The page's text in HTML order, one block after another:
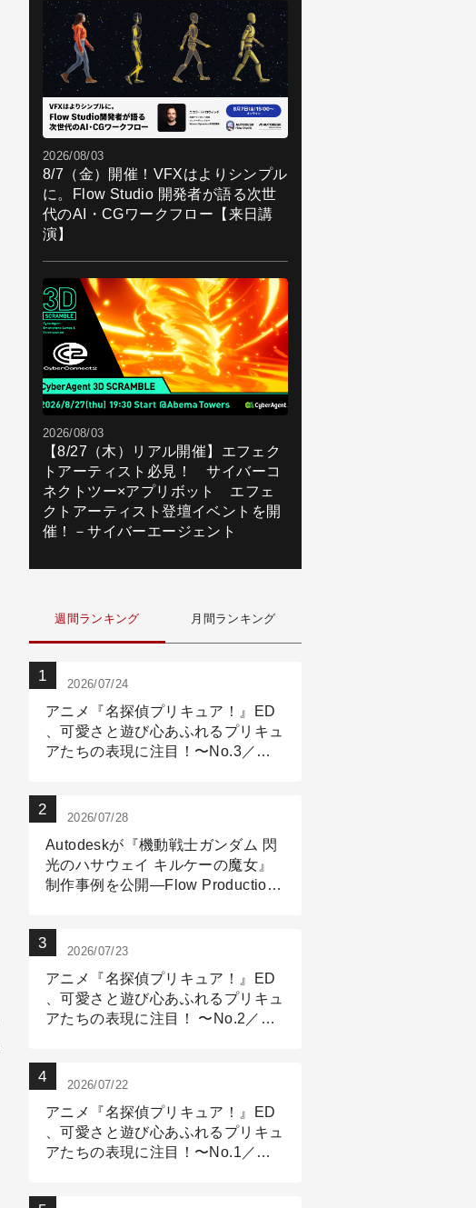
2026/08/03
8/7（金）開催！VFXはよりシンプル
に。Flow Studio 開発者が語る次世
代のAI・CGワークフロー【来日講
演】
2026/08/03
【8/27（木）リアル開催】エフェク
トアーティスト必見！ サイバーコ
ネクトツー×アプリボット エフェ
クトアーティスト登壇イベントを開
催！－サイバーエージェント
週間ランキング 月間ランキング
2026/07/24
アニメ『名探偵プリキュア！』ED
、可愛さと遊び心あふれるプリキュ
アたちの表現に注目！〜No.3／ア
2026/07/28
Autodeskが『機動戦士ガンダム 閃
光のハサウェイ キルケーの魔女』
制作事例を公開―Flow Production
2026/07/23
アニメ『名探偵プリキュア！』ED
、可愛さと遊び心あふれるプリキュ
アたちの表現に注目！ 〜No.2／モ
2026/07/22
アニメ『名探偵プリキュア！』ED
、可愛さと遊び心あふれるプリキュ
アたちの表現に注目！〜No.1／演